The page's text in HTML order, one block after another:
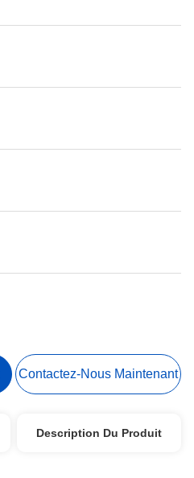
Contactez-Nous Maintenant
Description Du Produit